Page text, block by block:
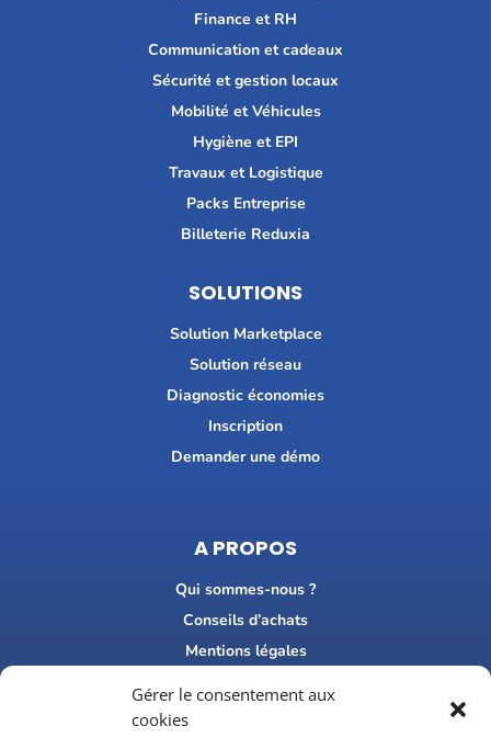
Gérer le consentement aux
cookies
Finance et RH
Communication et cadeaux
Sécurité et gestion locaux
Mobilité et Véhicules
Hygiène et EPI
Travaux et Logistique
Packs Entreprise
Billeterie Reduxia
SOLUTIONS
Solution Marketplace
Solution réseau
Diagnostic économies
Inscription
Demander une démo
A PROPOS
Qui sommes-nous ?
Conseils d’achats
Mentions légales